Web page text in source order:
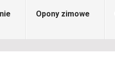
Opony zimowe